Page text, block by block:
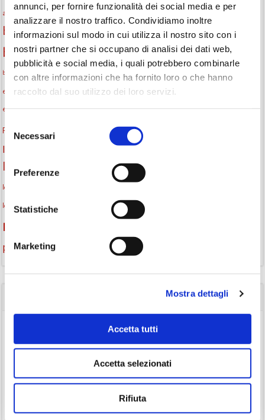
annunci, per fornire funzionalità dei social media e per
analizzare il nostro traffico. Condividiamo inoltre
informazioni sul modo in cui utilizza il nostro sito con i
nostri partner che si occupano di analisi dei dati web,
pubblicità e social media, i quali potrebbero combinarle
con altre informazioni che ha fornito loro o che hanno
raccolto dal suo utilizzo dei loro servizi.
del
consenso
Necessari
Preferenze
Statistiche
Marketing
Mostra dettagli
Accetta tutti
Accetta selezionati
Rifiuta
attività per bambini Attività per ragazzi Autore bambini
biblioteca biblioteca di Monselice
biblioteca Monselice Biblioteca San Biagio
biblioteca San Biagio Monselice Centro per il libro e la lettura cittàchelegge
eventi biblioteca eventi culturali eventi culturali Monselice
eventi in biblioteca eventi Monselice eventi per famiglie famiglie
Fiaccole della lettura gruppo di lettura
Informazioni
la strada di mattoni gialli Lettori itineranti
lettura ad alta voce lettura condivisa
letture ad alta voce libri libri come semi
monselice
promozione della lettura Recensione
Consigli di lettura(24)
Gruppo di lettura(26)